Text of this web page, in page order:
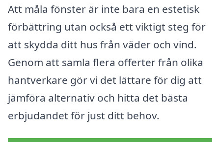
Att måla fönster är inte bara en estetisk
förbättring utan också ett viktigt steg för
att skydda ditt hus från väder och vind.
Genom att samla flera offerter från olika
hantverkare gör vi det lättare för dig att
jämföra alternativ och hitta det bästa
erbjudandet för just ditt behov.